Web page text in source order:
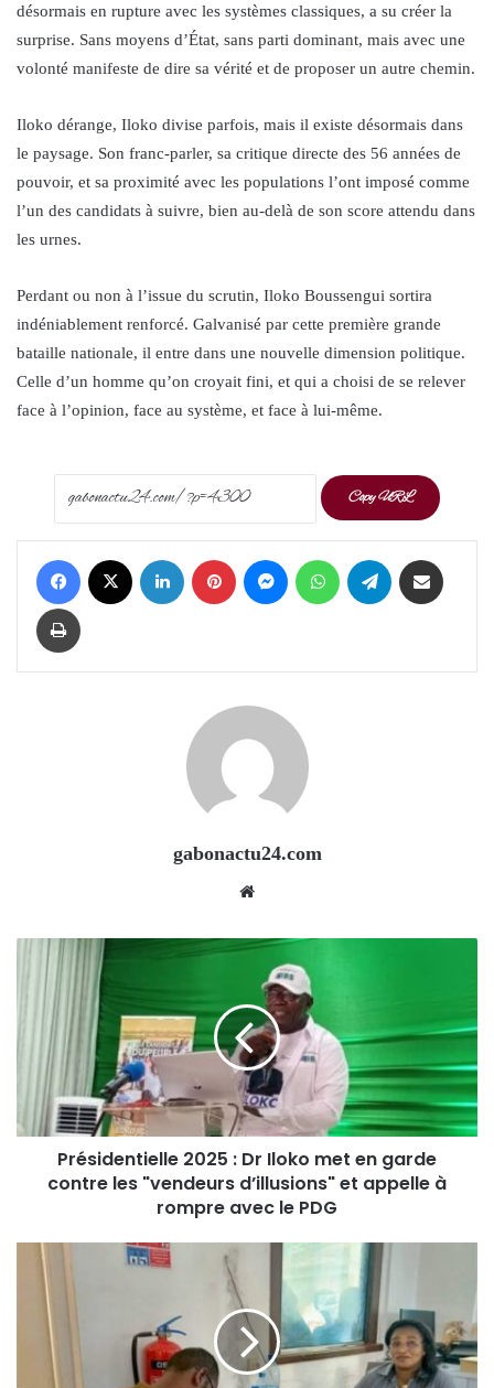
désormais en rupture avec les systèmes classiques, a su créer la
surprise. Sans moyens d’État, sans parti dominant, mais avec une
volonté manifeste de dire sa vérité et de proposer un autre chemin.
Iloko dérange, Iloko divise parfois, mais il existe désormais dans
le paysage. Son franc-parler, sa critique directe des 56 années de
pouvoir, et sa proximité avec les populations l’ont imposé comme
l’un des candidats à suivre, bien au-delà de son score attendu dans
les urnes.
Perdant ou non à l’issue du scrutin, Iloko Boussengui sortira
indéniablement renforcé. Galvanisé par cette première grande
bataille nationale, il entre dans une nouvelle dimension politique.
Celle d’un homme qu’on croyait fini, et qui a choisi de se relever
face à l’opinion, face au système, et face à lui-même.
Copy URL
Facebook LinkedIn Pinterest Messenger WhatsApp Telegram
Print
gabonactu24.com
Présidentielle 2025 : Dr Iloko met en garde
contre les "vendeurs d’illusions" et appelle à
rompre avec le PDG